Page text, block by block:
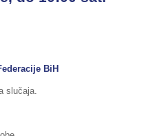
BiH
slučaja.